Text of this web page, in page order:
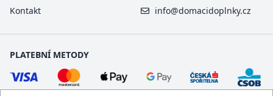
Kontakt
info@domacidoplnky.cz
PLATEBNÍ METODY